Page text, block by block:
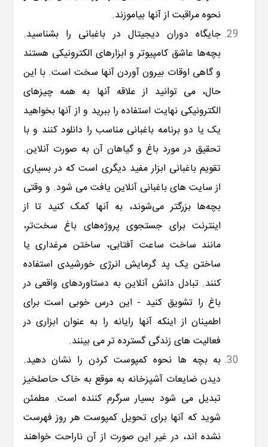
نحوه مراقبت از آنها بیاموزند.
جایگاه دوران دیجیتال در باغبانی را بشناسید.
بچه‌ها عاشق کامپیوتر و ابزارهای الکترونیکی هستند
و گاهی اوقات بیرون آوردن آنها سخت است. با این
حال، می توانید از علاقه آنها به همه چیزهای
الکترونیکی نهایت استفاده را ببرید و از آنها بخواهید
یک یا دو برنامه باغبانی مناسب را دانلود کنند و با
تحقیق در مورد باغ و گیاهان آن به صورت آنلاین.
تقویم باغبانی ابزار مفید دیگری است که در بسیاری
از سایت های باغبانی آنلاین یافت می شود. و وقتی
بچه‌ها بزرگتر می‌شوند، به آنها کمک کنید تا از
اینترنت برای جستجوی پروژه‌های باغ سخت‌تر،
مانند ساخت ساعت آفتابی، ساختن مرغداری یا
ساختن یک پد گرمایش انرژی خورشیدی استفاده
کنند. تبادل دانش آنلاین به دستاوردهای واقعی در
باغ را تشویق کنید - این درس خوبی است برای
اطمینان از اینکه آنها رایانه را به عنوان ابزاری در
فعالیت های زندگی گسترده تر می بینند.
به بچه ها نحوه کمپوست کردن را نشان دهید.
دیدن ضایعات آشپزخانه به موقع به خاک حاصلخیز
تبدیل می شود بسیار سرگرم کننده است. مطمئن
شوید که آنها برای تحویل کمپوست هر روز فهرست
نشده اند، در غیر این صورت از آن ناراحت خواهند